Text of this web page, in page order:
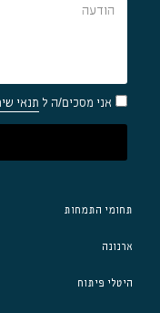
אני מסכים/ה ל תנאי
תחומי התמחות
ארנונה
היטלי פיתוח